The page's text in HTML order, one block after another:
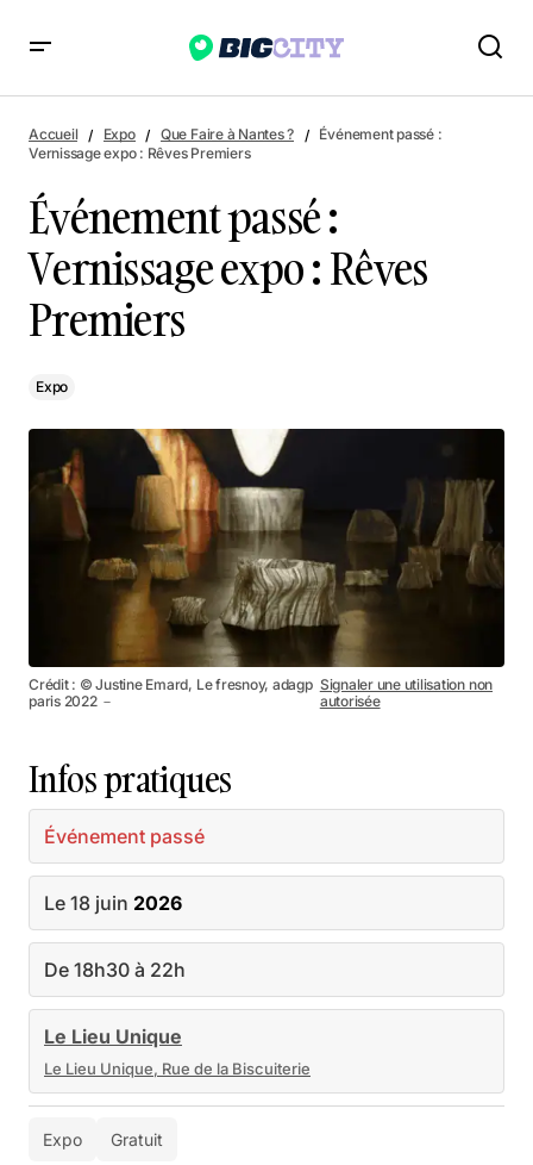
Événement passé : Vernissage expo : Rêves Premiers
Accueil Expo Que Faire à Nantes ?
Événement passé :
Vernissage expo : Rêves Premiers
Événement passé :
Vernissage expo : Rêves
Premiers
Expo
Crédit : © Justine Emard, Le fresnoy, adagp
paris 2022 －
Signaler une utilisation non
autorisée
Infos pratiques
Événement passé
Le 18 juin 2026
De 18h30 à 22h
Le Lieu Unique
Le Lieu Unique, Rue de la Biscuiterie
Expo Gratuit